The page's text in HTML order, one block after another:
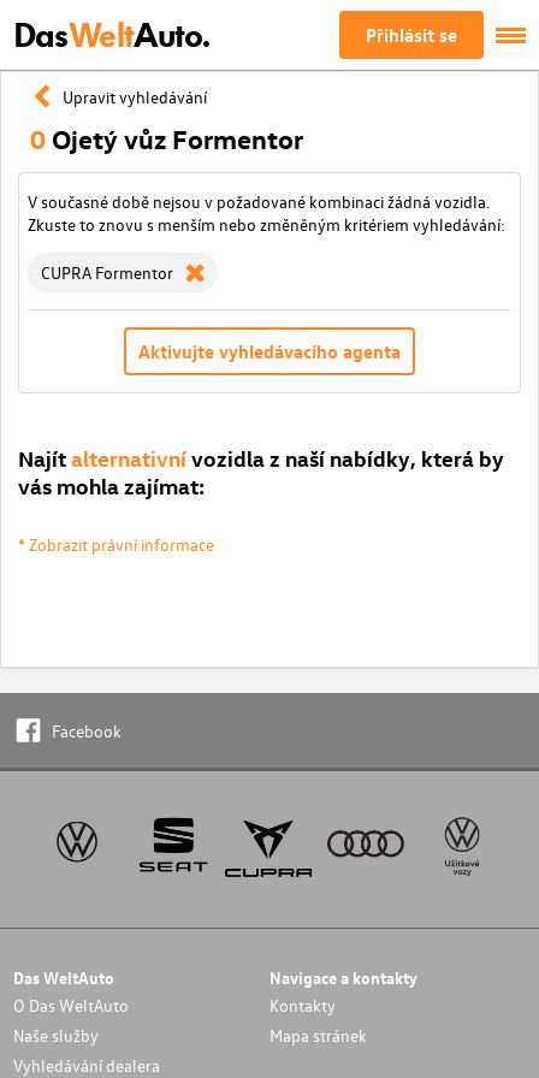
DasWeltAuto. Přihlásit se
Upravit vyhledávání
0 Ojetý vůz Formentor
V současné době nejsou v požadované kombinaci žádná vozidla.
Zkuste to znovu s menším nebo změněným kritériem vyhledávání:
CUPRA Formentor
Aktivujte vyhledávacího agenta
Najítalternativnívozidla z naší nabídky, která by
vás mohla zajímat:
* Zobrazit právní informace
Facebook
Das WeltAuto
O Das WeltAuto
Naše služby
Vyhledávání dealera
Navigace a kontakty
Kontakty
Mapa stránek